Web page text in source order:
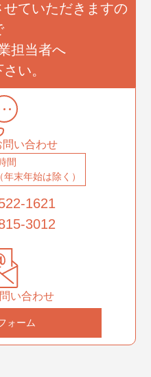
ていただきますの
担当者へ
い。
問い合わせ
間
末年始は除く）
1621
3012
い合わせ
ォーム